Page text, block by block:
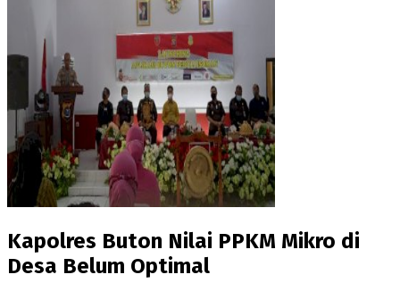
Kapolres Buton Nilai PPKM Mikro di
Desa Belum Optimal